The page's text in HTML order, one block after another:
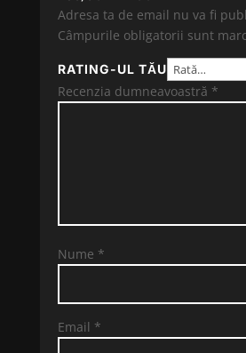
Adresa ta de email nu va fi
Câmpurile obligatorii sunt
RATING-UL TĂU
Recenzia dumneavoastră *
Nume *
Email *